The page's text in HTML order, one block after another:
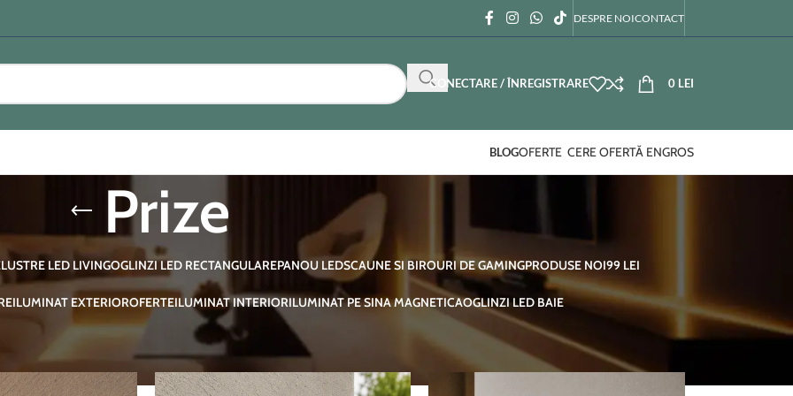
DESPRE NOICONTACT
CONECTARE / ÎNREGISTRARE 0 LEI
BLOGOFERTE CERE OFERTĂ ENGROS
Prize
LUSTRE LED LIVINGOGLINZI LED RECTANGULAREPANOU LEDSCAUNE SI BIROURI DE GAMINGPRODUSE NOI99 LEI
ILUMINAT EXTERIOROFERTEILUMINAT INTERIORILUMINAT PE SINA MAGNETICAOGLINZI LED BAIE
36